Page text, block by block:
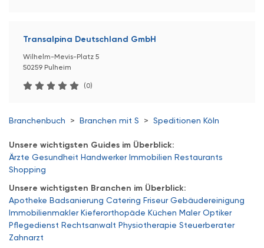
Transalpina Deutschland GmbH
Wilhelm-Mevis-Platz 5
50259 Pulheim
(0)
Branchenbuch > Branchen mit S > Speditionen Köln
Unsere wichtigsten Guides im Überblick:
Ärzte Gesundheit Handwerker Immobilien Restaurants
Shopping
Unsere wichtigsten Branchen im Überblick:
Apotheke Badsanierung Catering Friseur Gebäudereinigung
Immobilienmakler Kieferorthopäde Küchen Maler Optiker
Pflegedienst Rechtsanwalt Physiotherapie Steuerberater
Zahnarzt